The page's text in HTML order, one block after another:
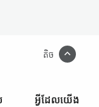
តិច
អ្វី​ដែល​យើង​